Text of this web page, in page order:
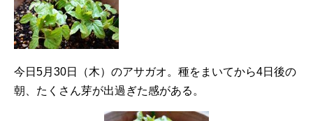
今日5月30日（木）のアサガオ。種をまいてから4日後の
朝、たくさん芽が出過ぎた感がある。